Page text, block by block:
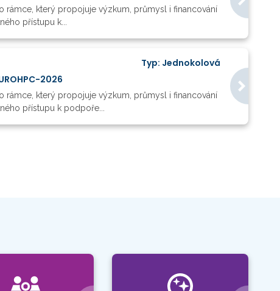
který propojuje výzkum, průmysl i financování
přístupu k...
Typ: Jednokolová
2026
který propojuje výzkum, průmysl i financování
přístupu k podpoře...